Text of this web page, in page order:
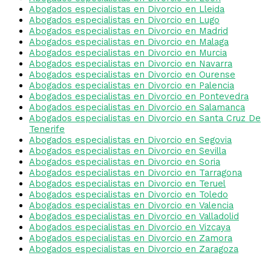
Abogados especialistas en Divorcio en Lleida
Abogados especialistas en Divorcio en Lugo
Abogados especialistas en Divorcio en Madrid
Abogados especialistas en Divorcio en Malaga
Abogados especialistas en Divorcio en Murcia
Abogados especialistas en Divorcio en Navarra
Abogados especialistas en Divorcio en Ourense
Abogados especialistas en Divorcio en Palencia
Abogados especialistas en Divorcio en Pontevedra
Abogados especialistas en Divorcio en Salamanca
Abogados especialistas en Divorcio en Santa Cruz De
Tenerife
Abogados especialistas en Divorcio en Segovia
Abogados especialistas en Divorcio en Sevilla
Abogados especialistas en Divorcio en Soria
Abogados especialistas en Divorcio en Tarragona
Abogados especialistas en Divorcio en Teruel
Abogados especialistas en Divorcio en Toledo
Abogados especialistas en Divorcio en Valencia
Abogados especialistas en Divorcio en Valladolid
Abogados especialistas en Divorcio en Vizcaya
Abogados especialistas en Divorcio en Zamora
Abogados especialistas en Divorcio en Zaragoza